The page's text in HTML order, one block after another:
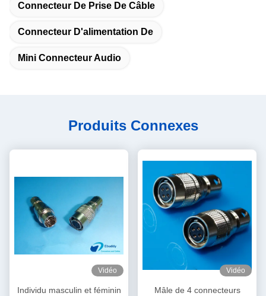
Connecteur De Prise De Câble
Connecteur D'alimentation De
Mini Connecteur Audio
Produits Connexes
Vidéo
Individu masculin et féminin
Vidéo
Mâle de 4 connecteurs